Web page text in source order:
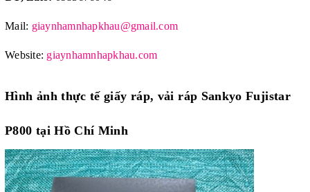
Mail: giaynhamnhapkhau@gmail.com
Website: giaynhamnhapkhau.com
Hình ảnh thực tế giấy ráp, vải ráp Sankyo Fujistar
P800 tại Hồ Chí Minh